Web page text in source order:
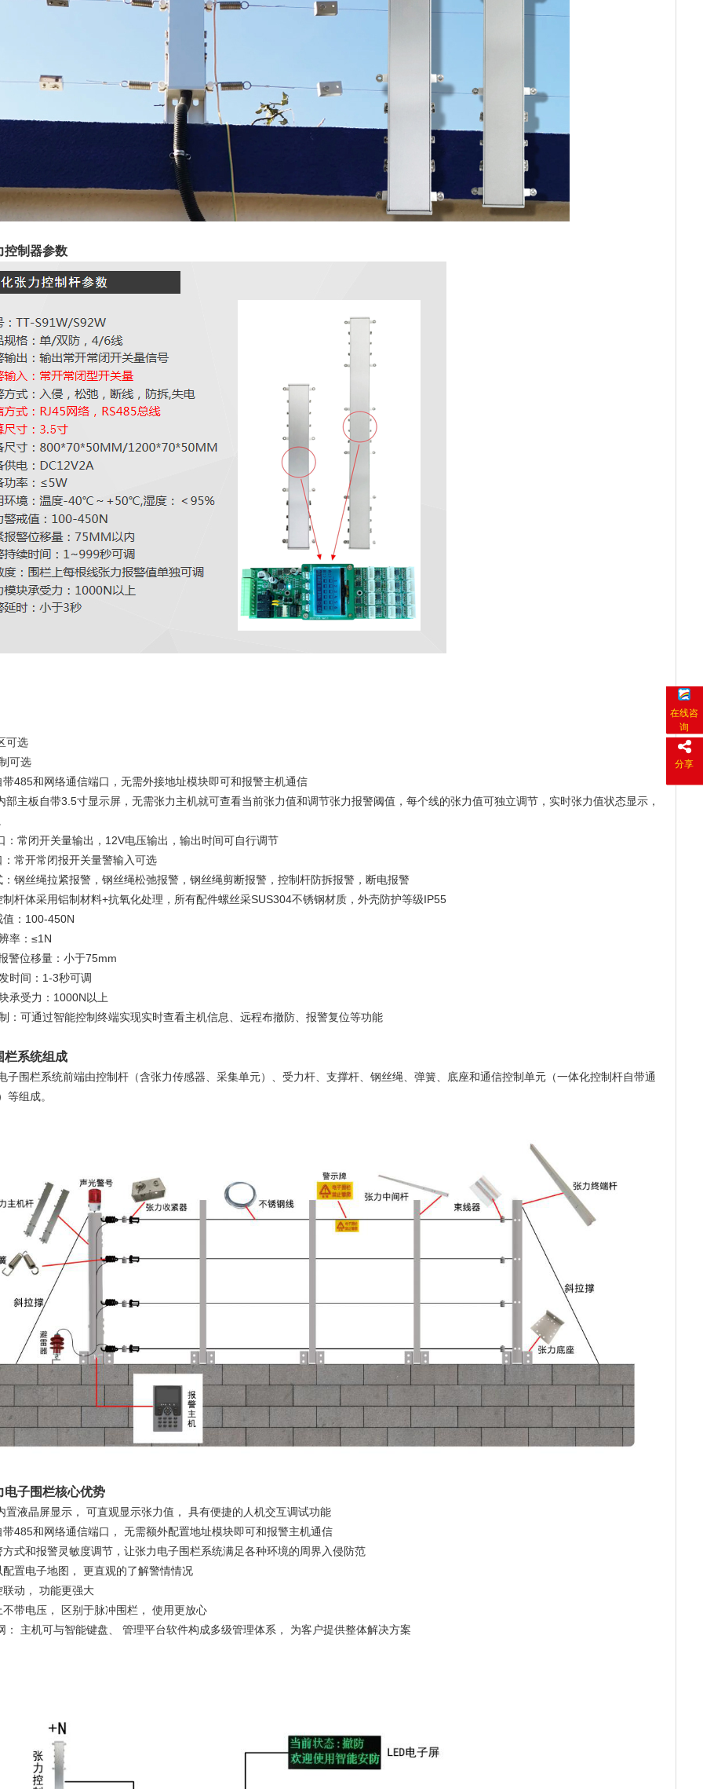
控制器参数
可选
可选
485和网络通信端口，无需外接地址模块即可和报警主机通信
部主板自带3.5寸显示屏，无需张力主机就可查看当前张力值和调节张力报警阈值，每个线的张力值可独立调节，实时张力值状态显示，
：常闭开关量输出，12V电压输出，输出时间可自行调节
常开常闭报开关量警输入可选
钢丝绳拉紧报警，钢丝绳松弛报警，钢丝绳剪断报警，控制杆防拆报警，断电报警
杆体采用铝制材料+抗氧化处理，所有配件螺丝采SUS304不锈钢材质，外壳防护等级IP55
：100-450N
率：≤1N
警位移量：小于75mm
时间：1-3秒可调
承受力：1000N以上
：可通过智能控制终端实现实时查看主机信息、远程布撤防、报警复位等功能
栏系统组成
子围栏系统前端由控制杆（含张力传感器、采集单元）、受力杆、支撑杆、钢丝绳、弹簧、底座和通信控制单元（一体化控制杆自带通
等组成。
电子围栏核心优势
置液晶屏显示， 可直观显示张力值， 具有便捷的人机交互调试功能
485和网络通信端口， 无需额外配置地址模块即可和报警主机通信
式和报警灵敏度调节，让张力电子围栏系统满足各种环境的周界入侵防范
置电子地图， 更直观的了解警情情况
动， 功能更强大
带电压， 区别于脉冲围栏， 使用更放心
： 主机可与智能键盘、 管理平台软件构成多级管理体系， 为客户提供整体解决方案
在线咨
询
分享